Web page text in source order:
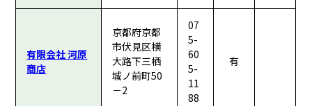
有限会社 河原
商店
京都府京都
市伏見区横
大路下三栖
城ノ前町50
－2
07
5-
60
5-
11
88
有